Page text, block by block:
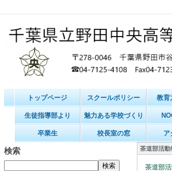
トップページ スクールポリシー 教育
生徒指導部より 魅力ある学校づくり
卒業生 校長室の窓 ア
検索 茶道部活動
茶道部